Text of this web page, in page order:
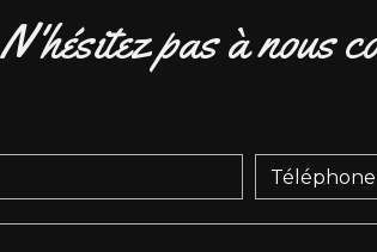
N'hésitez pas à nous